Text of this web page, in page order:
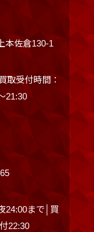
本佐倉130-1
取受付時間：
21:30
24:00まで│買
22:30